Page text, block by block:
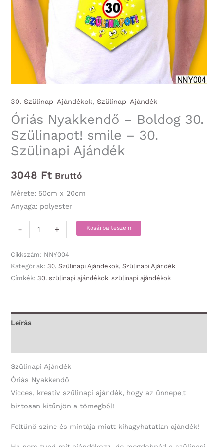
30. Szülinapi Ajándékok, Szülinapi Ajándék
Óriás Nyakkendő – Boldog 30.
Szülinapot! smile – 30.
Szülinapi Ajándék
3048 Ft Bruttó
Mérete: 50cm x 20cm
Anyaga: polyester
-
Nyakkendő
-
Boldog
30.
-
mennyiség
+ Kosárba teszem
Cikkszám: NNY004
Kategóriák:30. Szülinapi Ajándékok,Szülinapi Ajándék
Címkék:30. szülinapi ajándékok,szülinapi ajándékok
Leírás
Szülinapi Ajándék
Óriás Nyakkendő
Vicces, kreatív szülinapi ajándék, hogy az ünnepelt
biztosan kitűnjön a tömegből!
Feltűnő színe és mintája miatt kihagyhatatlan ajándék!